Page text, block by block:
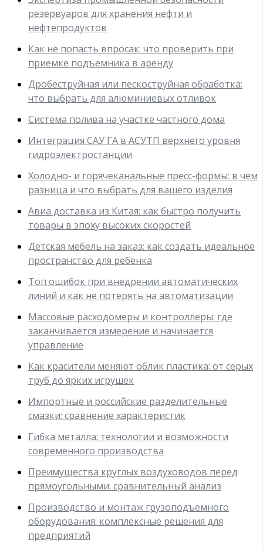
резервуаров для хранения нефти и
нефтепродуктов
Как не попасть впросак: что проверить при
приемке подъемника в аренду
Дробеструйная или пескоструйная обработка:
что выбрать для алюминиевых отливок
Система полива на участке частного дома
Интеграция САУ ГА в АСУТП верхнего уровня
гидроэлектростанции
Холодно- и горячеканальные пресс-формы: в чем
разница и что выбрать для вашего изделия
Авиа доставка из Китая: как быстро получить
товары в эпоху высоких скоростей
Детская мебель на заказ: как создать идеальное
пространство для ребенка
Топ ошибок при внедрении автоматических
линий и как не потерять на автоматизации
Массовые расходомеры и контроллеры: где
заканчивается измерение и начинается
управление
Как красители меняют облик пластика: от серых
труб до ярких игрушек
Импортные и российские разделительные
смазки: сравнение характеристик
Гибка металла: технологии и возможности
современного производства
Преимущества круглых воздуховодов перед
прямоугольными: сравнительный анализ
Производство и монтаж грузоподъемного
оборудования: комплексные решения для
предприятий